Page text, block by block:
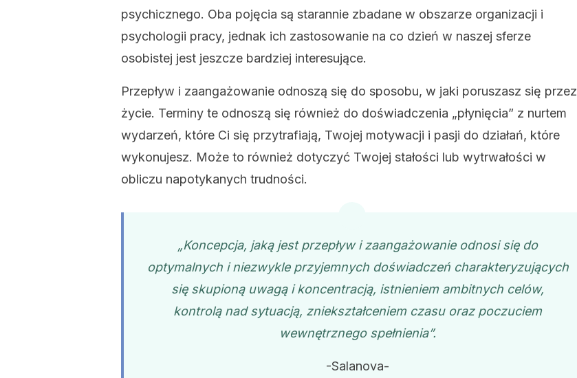
psychicznego. Oba pojęcia są starannie zbadane w obszarze organizacji i
psychologii pracy, jednak ich zastosowanie na co dzień w naszej sferze
osobistej jest jeszcze bardziej interesujące.
Przepływ i zaangażowanie odnoszą się do sposobu, w jaki poruszasz się przez
życie. Terminy te odnoszą się również do doświadczenia „płynięcia” z nurtem
wydarzeń, które Ci się przytrafiają, Twojej motywacji i pasji do działań, które
wykonujesz. Może to również dotyczyć Twojej stałości lub wytrwałości w
obliczu napotykanych trudności.
„Koncepcja, jaką jestprzepływizaangażowanie odnosi się do
optymalnych i niezwykle przyjemnych doświadczeń charakteryzujących
się skupioną uwagą i koncentracją, istnieniem ambitnych celów,
kontrolą nad sytuacją, zniekształceniem czasu oraz poczuciem
wewnętrznego spełnienia”.
-Salanova-